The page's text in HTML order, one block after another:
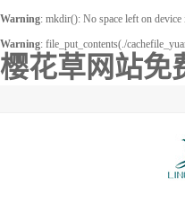
Warning: mkdir(): No space left on device
Warning: file_put_contents(./
樱花草网站免